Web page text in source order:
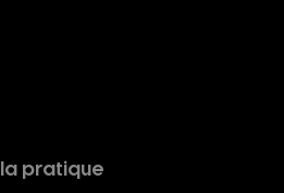
pratique